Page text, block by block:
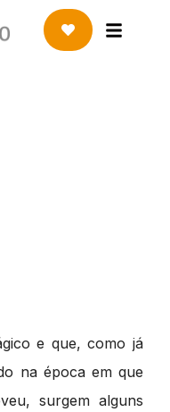
e que, como já
na época em que
surgem alguns